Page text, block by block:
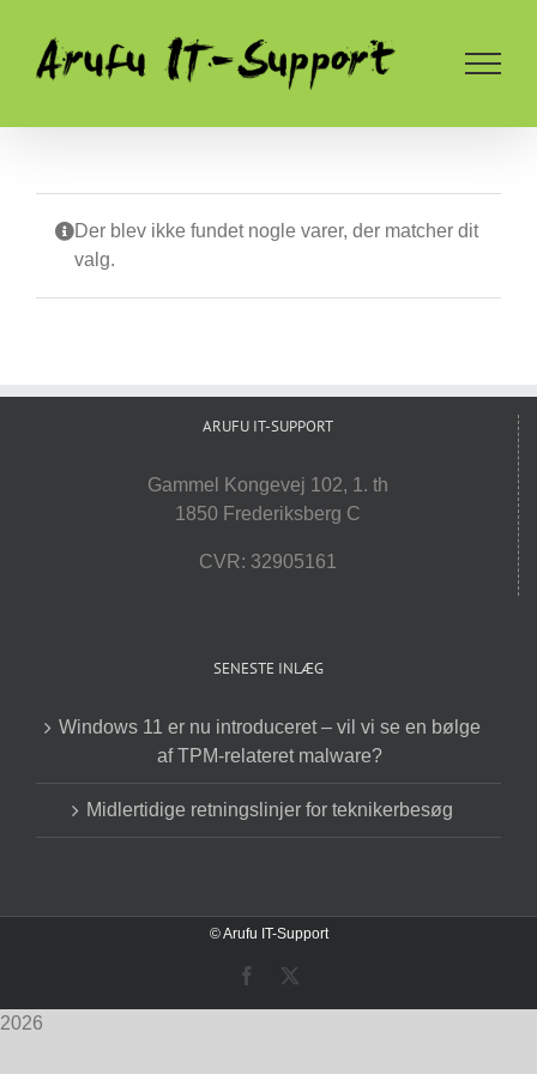
content
Der blev ikke fundet nogle varer, der matcher dit
valg.
ARUFU IT-SUPPORT
Gammel Kongevej 102, 1. th
1850 Frederiksberg C
CVR: 32905161
SENESTE INLÆG
Windows 11 er nu introduceret – vil vi se en bølge
af TPM-relateret malware?
Midlertidige retningslinjer for teknikerbesøg
© Arufu IT-Support
Facebook
2026